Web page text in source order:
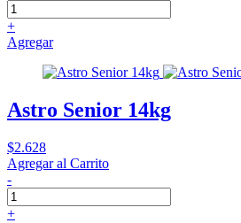
+
Agregar
Astro Senior 14kg
$2.628
Agregar al Carrito
-
+